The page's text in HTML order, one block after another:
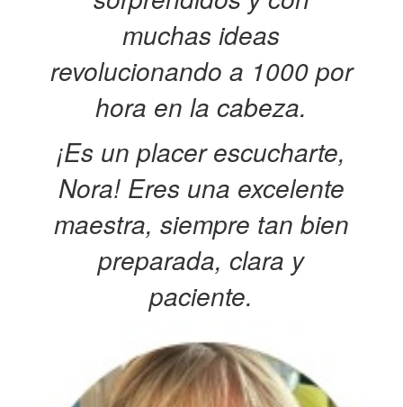
muchas ideas
revolucionando a 1000 por
hora en la cabeza.
¡Es un placer escucharte,
Nora! Eres una excelente
maestra, siempre tan bien
preparada, clara y
paciente.